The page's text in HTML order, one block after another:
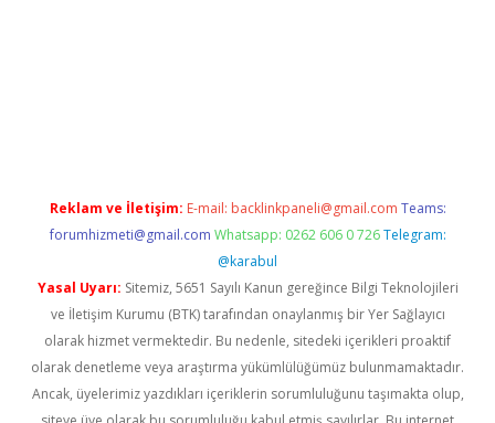
Reklam ve İletişim: E-mail: backlinkpaneli@gmail.com Teams:
forumhizmeti@gmail.com Whatsapp: 0262 606 0 726 Telegram:
@karabul
Yasal Uyarı: Sitemiz, 5651 Sayılı Kanun gereğince Bilgi Teknolojileri
ve İletişim Kurumu (BTK) tarafından onaylanmış bir Yer Sağlayıcı
olarak hizmet vermektedir. Bu nedenle, sitedeki içerikleri proaktif
olarak denetleme veya araştırma yükümlülüğümüz bulunmamaktadır.
Ancak, üyelerimiz yazdıkları içeriklerin sorumluluğunu taşımakta olup,